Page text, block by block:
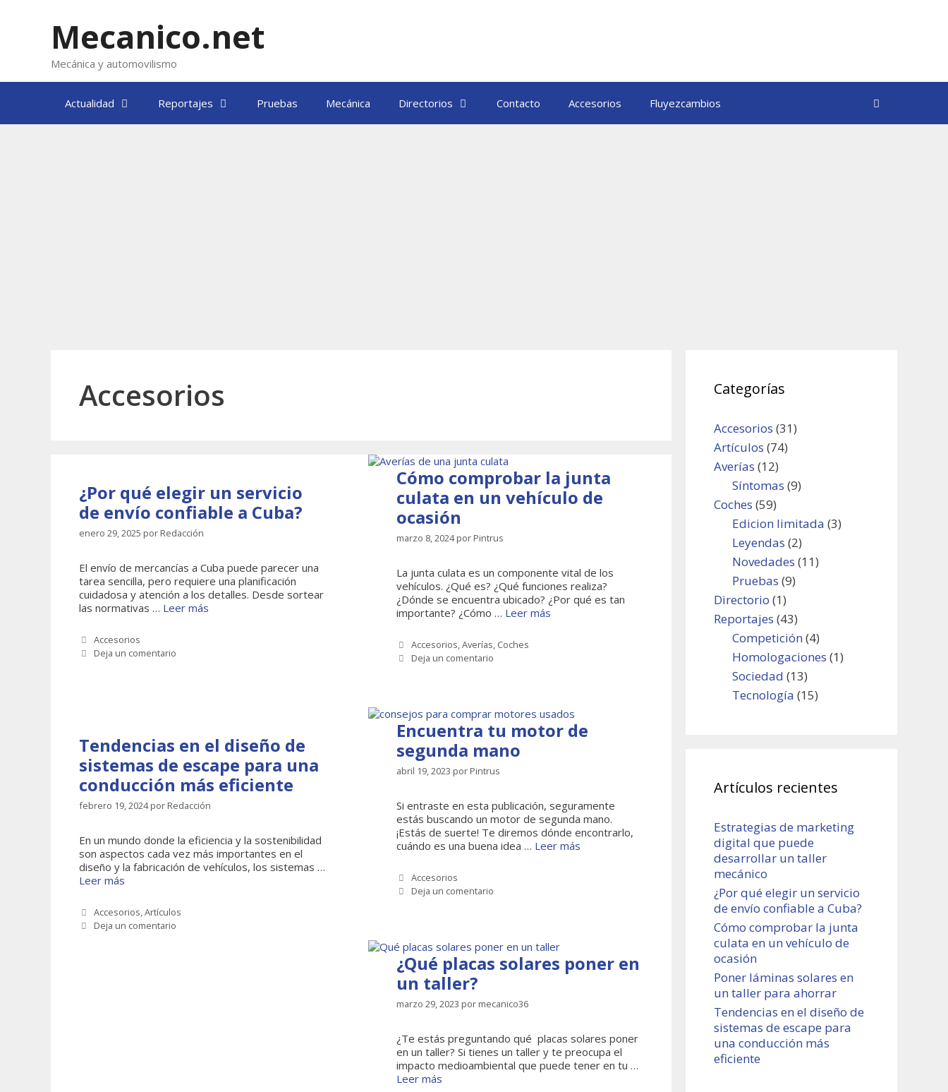
Mecanico.net
Mecánica y automovilismo
Actualidad Reportajes Pruebas Mecánica Directorios Contacto Accesorios Fluyezcambios
Accesorios
¿Por qué elegir un servicio
de envío confiable a Cuba?
enero 29, 2025 por Redacción
El envío de mercancías a Cuba puede parecer una
tarea sencilla, pero requiere una planificación
cuidadosa y atención a los detalles. Desde sortear
las normativas … Leer más
Categorías
Accesorios
Deja un comentario
Cómo comprobar la junta
culata en un vehículo de
ocasión
marzo 8, 2024 por Pintrus
La junta culata es un componente vital de los
vehículos. ¿Qué es? ¿Qué funciones realiza?
¿Dónde se encuentra ubicado? ¿Por qué es tan
importante? ¿Cómo … Leer más
Categorías
Accesorios,Averías, Coches
Deja un comentario
Tendencias en el diseño de
sistemas de escape para una
conducción más eficiente
febrero 19, 2024 por Redacción
En un mundo donde la eficiencia y la sostenibilidad
son aspectos cada vez más importantes en el
diseño y la fabricación de vehículos, los sistemas …
Leer más
Categorías
Accesorios,Artículos
Deja un comentario
Encuentra tu motor de
segunda mano
abril 19, 2023 por Pintrus
Si entraste en esta publicación, seguramente
estás buscando un motor de segunda mano.
¡Estás de suerte! Te diremos dónde encontrarlo,
cuándo es una buena idea … Leer más
Categorías
Accesorios
Deja un comentario
¿Qué placas solares poner en
un taller?
marzo 29, 2023 por mecanico36
¿Te estás preguntando qué placas solares poner
en un taller? Si tienes un taller y te preocupa el
impacto medioambiental que puede tener en tu …
Leer más
Categorías
Accesorios (31)
Artículos (74)
Averías (12)
Síntomas (9)
Coches (59)
Edicion limitada (3)
Leyendas (2)
Novedades (11)
Pruebas (9)
Directorio (1)
Reportajes (43)
Competición (4)
Homologaciones (1)
Sociedad (13)
Tecnología (15)
Artículos recientes
Estrategias de marketing
digital que puede
desarrollar un taller
mecánico
¿Por qué elegir un servicio
de envío confiable a Cuba?
Cómo comprobar la junta
culata en un vehículo de
ocasión
Poner láminas solares en
un taller para ahorrar
Tendencias en el diseño de
sistemas de escape para
una conducción más
eficiente